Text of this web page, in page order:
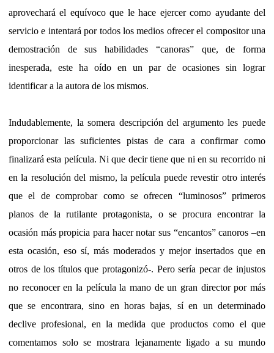
aprovechará el equívoco que le hace ejercer como ayudante del
servicio e intentará por todos los medios ofrecer el compositor una
demostración de sus habilidades “canoras” que, de forma
inesperada, este ha oído en un par de ocasiones sin lograr
identificar a la autora de los mismos.
Indudablemente, la somera descripción del argumento les puede
proporcionar las suficientes pistas de cara a confirmar como
finalizará esta película. Ni que decir tiene que ni en su recorrido ni
en la resolución del mismo, la película puede revestir otro interés
que el de comprobar como se ofrecen “luminosos” primeros
planos de la rutilante protagonista, o se procura encontrar la
ocasión más propicia para hacer notar sus “encantos” canoros –en
esta ocasión, eso sí, más moderados y mejor insertados que en
otros de los títulos que protagonizó-. Pero sería pecar de injustos
no reconocer en la película la mano de un gran director por más
que se encontrara, sino en horas bajas, sí en un determinado
declive profesional, en la medida que productos como el que
comentamos solo se mostrara lejanamente ligado a su mundo